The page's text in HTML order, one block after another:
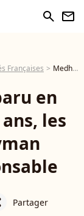
search newsletter
Françaises Medhi Narjissi disparu en mer à seulement 17 ans, les parents du rugbyman désignent un responsable
en
les
Partager